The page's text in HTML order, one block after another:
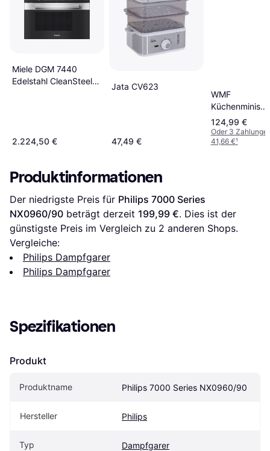
Miele DGM 7440
Edelstahl CleanSteel
2.224,50 €
Jata CV623
47,49 €
WMF
Küchenminis
Vitalis E
124,99 €
Oder 3
41,66 €¹
Produktinformationen
Der niedrigste Preis für Philips 7000 Series
NX0960/90 beträgt derzeit 199,99 €. Dies ist der
günstigste Preis im Vergleich zu 2 anderen Shops.
Vergleiche:
Philips Dampfgarer
Philips Dampfgarer
Spezifikationen
Produkt
Produktname Philips 7000 Series NX0960/90
Hersteller Philips
Typ Dampfgarer